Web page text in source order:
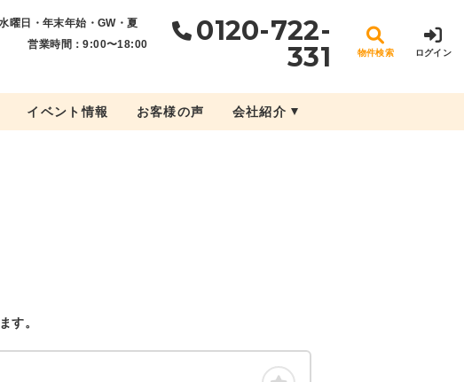
0120-722-
331
曜日・年末年始・GW・夏
営業時間：9:00〜18:00
物件検索 ログイン
イベント情報 お客様の声 会社紹介
す。